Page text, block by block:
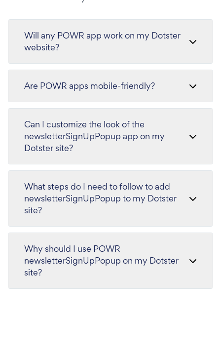
Will any POWR app work on my Dotster
website?
Are POWR apps mobile-friendly?
Can I customize the look of the
newsletterSignUpPopup app on my
Dotster site?
What steps do I need to follow to add
newsletterSignUpPopup to my Dotster
site?
Why should I use POWR
newsletterSignUpPopup on my Dotster
site?